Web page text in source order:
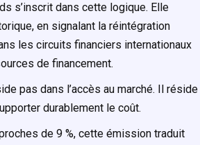
s’inscrit dans cette logique. Elle
en signalant la réintégration
les circuits financiers internationaux
de financement.
pas dans l’accès au marché. Il réside
durablement le coût.
de 9 %, cette émission traduit